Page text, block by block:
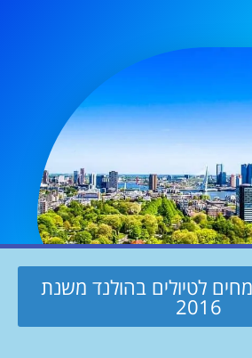
לטיולים בהולנד משנת
2016